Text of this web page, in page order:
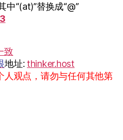
“(at)”替换成“@”
致
地址: thinker.host
人观点，请勿与任何其他第